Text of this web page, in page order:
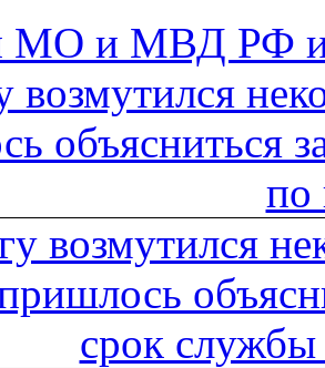
МО и МВД РФ
объясниться
по